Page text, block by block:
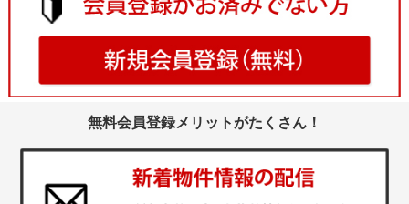
無料会員登録メリットがたくさん！